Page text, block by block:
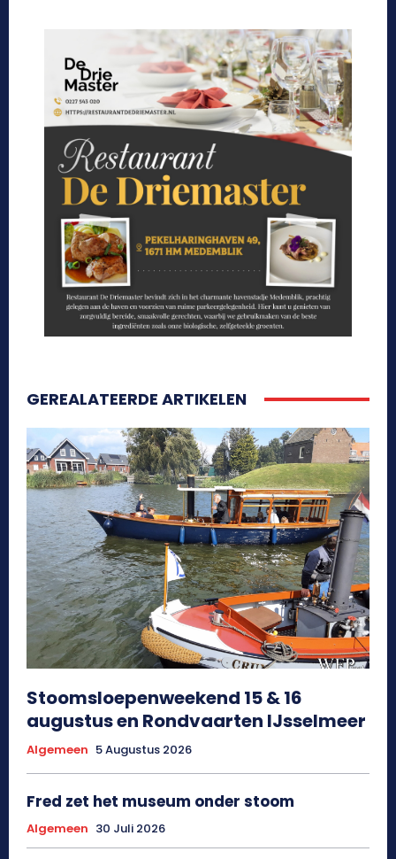
GEREALATEERDE ARTIKELEN
Stoomsloepenweekend 15 & 16
augustus en Rondvaarten IJsselmeer
Algemeen 5 Augustus 2026
Fred zet het museum onder stoom
Algemeen 30 Juli 2026